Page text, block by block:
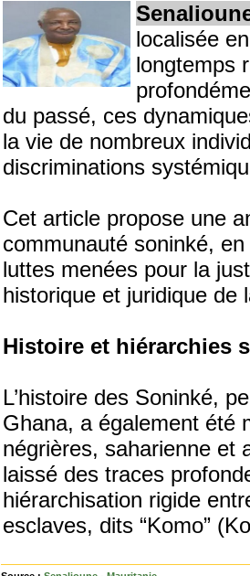
localisée
longtemps
du passé, ces
la vie de nombreux
discriminations
Cet article propose une
communauté soninké,
luttes menées pour la
historique et juridique de
Histoire et hiérarchies
L’histoire des Soninké,
Ghana, a également été
négrières, saharienne et
laissé des traces
hiérarchisation rigide
esclaves, dits “Komo”